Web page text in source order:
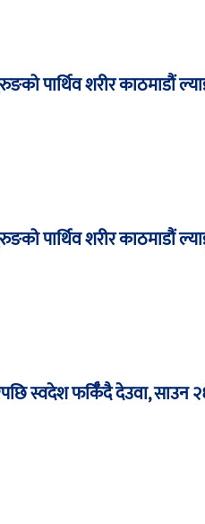
पार्थिव शरीर काठमाडौं
पार्थिव शरीर काठमाडौं
स्वदेश फर्किँदै देउवा, साउन